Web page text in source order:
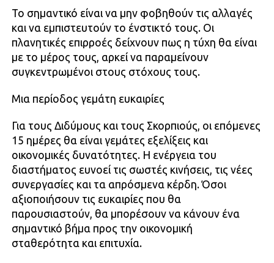
Το σημαντικό είναι να μην φοβηθούν τις αλλαγές
και να εμπιστευτούν το ένστικτό τους. Οι
πλανητικές επιρροές δείχνουν πως η τύχη θα είναι
με το μέρος τους, αρκεί να παραμείνουν
συγκεντρωμένοι στους στόχους τους.
Μια περίοδος γεμάτη ευκαιρίες
Για τους Διδύμους και τους Σκορπιούς, οι επόμενες
15 ημέρες θα είναι γεμάτες εξελίξεις και
οικονομικές δυνατότητες. Η ενέργεια του
διαστήματος ευνοεί τις σωστές κινήσεις, τις νέες
συνεργασίες και τα απρόσμενα κέρδη. Όσοι
αξιοποιήσουν τις ευκαιρίες που θα
παρουσιαστούν, θα μπορέσουν να κάνουν ένα
σημαντικό βήμα προς την οικονομική
σταθερότητα και επιτυχία.